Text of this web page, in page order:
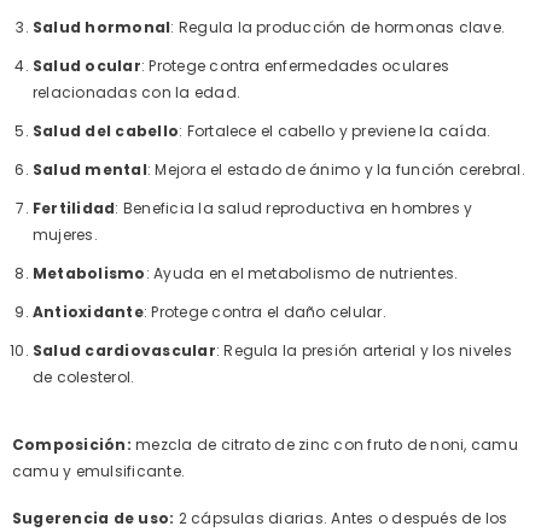
Salud hormonal: Regula la producción de hormonas clave.
Salud ocular: Protege contra enfermedades oculares
relacionadas con la edad.
Salud del cabello: Fortalece el cabello y previene la caída.
Salud mental: Mejora el estado de ánimo y la función cerebral.
Fertilidad: Beneficia la salud reproductiva en hombres y
mujeres.
Metabolismo: Ayuda en el metabolismo de nutrientes.
Antioxidante: Protege contra el daño celular.
Salud cardiovascular: Regula la presión arterial y los niveles
de colesterol.
Composición: mezcla de citrato de zinc con fruto de noni, camu
camu y emulsificante.
Sugerencia de uso: 2 cápsulas diarias. Antes o después de los